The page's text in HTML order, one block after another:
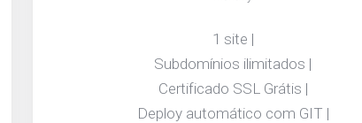
1 site |
Subdomínios ilimitados |
Certificado SSL Grátis |
Deploy automático com GIT |